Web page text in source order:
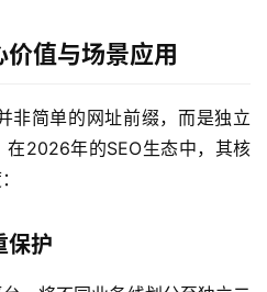
值与场景应用
非简单的网址前缀，而是独立
在2026年的SEO生态中，其核
保护